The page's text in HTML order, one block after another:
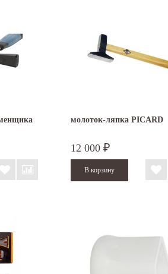
молоток-ляпка PICARD
12 000 ₽